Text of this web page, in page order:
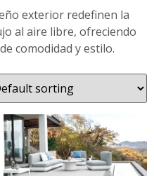
exterior redefinen la
al aire libre, ofreciendo
comodidad y estilo.